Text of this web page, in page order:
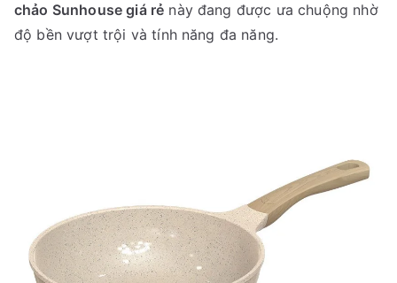
chảo Sunhouse giá rẻ này đang được ưa chuộng nhờ
độ bền vượt trội và tính năng đa năng.